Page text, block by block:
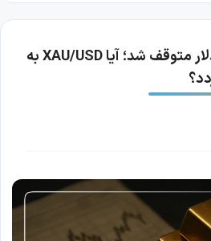
طلا در نزدیکی ۴۱۰۰ دلار متوقف شد؛ آیا XAU/USD به